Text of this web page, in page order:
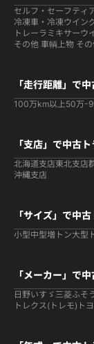
セルフ・セーフティ
冷凍車・冷凍ウイン
トレーラ ミキサーウ
その他 車輌上物 そ
「走行距離」で
100万km以上50万-
「支店」で中古
北海道支店東北支店
沖縄支店
「サイズ」で中
小型中型増トン大型
「メーカー」で
日野いすゞ 三菱ふそ
トレクス(トレモ) ト